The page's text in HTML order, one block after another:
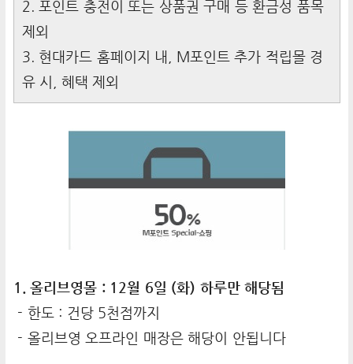
2. 포인트 충전이 또는 상품권 구매 등 환금성 품목
제외
3. 현대카드 홈페이지 내, M포인트 추가 적립몰 경
유 시, 혜택 제외
1. 올리브영몰 : 12월 6일 (화) 하루만 해당됨
- 한도 : 건당 5천점까지
- 올리브영 오프라인 매장은 해당이 안됩니다